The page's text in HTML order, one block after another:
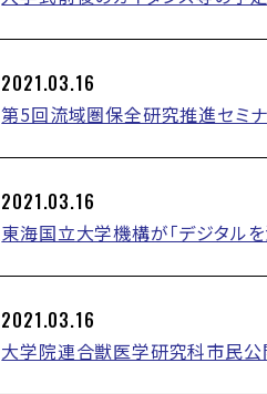
2021.03.16
第5回流域圏保全研究推進セミ
2021.03.16
東海国立大学機構が「デジタル
2021.03.16
大学院連合獣医学研究科市民公